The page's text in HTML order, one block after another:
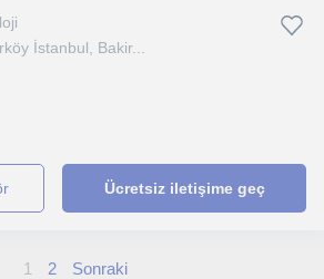
İstanbul, Bakir...
Ücretsiz iletişime geç
1 2 Sonraki